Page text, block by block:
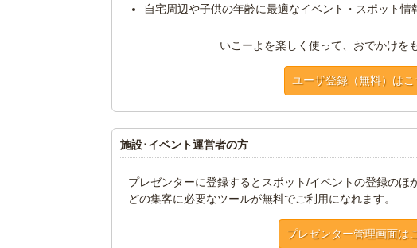
自宅周辺や子供の年齢に最適なイベント・スポット情
いこーよを楽しく使って、おでかけを
ユーザ登録（無料）は
施設･イベント運営者の方
プレゼンターに登録するとスポット/イベントの登録のほ
どの集客に必要なツールが無料でご利用になれます。
プレゼンター管理画面は